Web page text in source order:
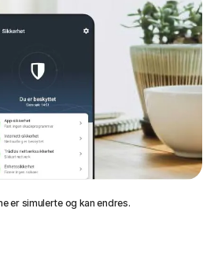
er simulerte og kan endres.